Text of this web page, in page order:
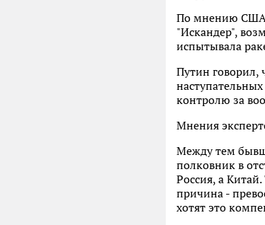
По мнению США,
"Искандер",
испытывала
Путин говорил,
контролю за
Мнения
Между тем
полковник в
Россия, а
причина -
хотят это